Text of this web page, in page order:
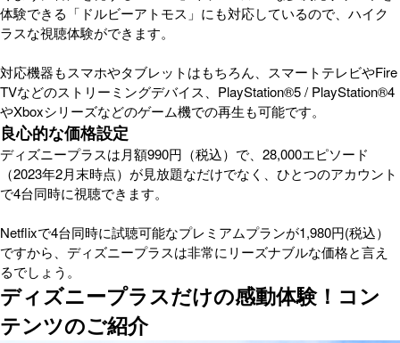
体験できる「ドルビーアトモス」にも対応しているので、ハイク
ラスな視聴体験ができます。
対応機器もスマホやタブレットはもちろん、スマートテレビやFire
TVなどのストリーミングデバイス、PlayStation®5 / PlayStation®4
やXboxシリーズなどのゲーム機での再生も可能です。
良心的な価格設定
ディズニープラスは月額990円（税込）で、28,000エピソード
（2023年2月末時点）が見放題なだけでなく、ひとつのアカウント
で4台同時に視聴できます。
Netflixで4台同時に試聴可能なプレミアムプランが1,980円(税込）
ですから、ディズニープラスは非常にリーズナブルな価格と言え
るでしょう。
ディズニープラスだけの感動体験！コン
テンツのご紹介